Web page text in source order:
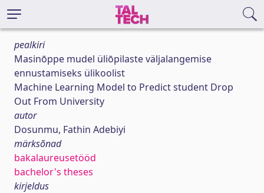
pealkiri
Masinōppe mudel üliōpilaste väljalangemise
ennustamiseks ülikoolist
Machine Learning Model to Predict student Drop
Out From University
autor
Dosunmu, Fathin Adebiyi
märksõnad
bakalaureusetööd
bachelor's theses
kirjeldus